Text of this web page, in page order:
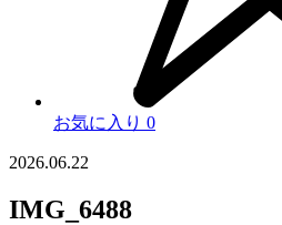
お気に入り 0
2026.06.22
IMG_6488